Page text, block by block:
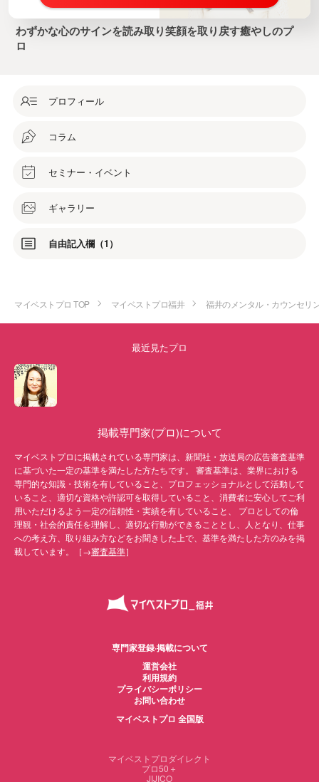
わずかな心のサインを読み取り笑顔を取り戻す癒やしのプ
ロ
プロフィール
コラム
セミナー・イベント
ギャラリー
自由記入欄（1）
マイベストプロ TOP マイベストプロ福井 福井のメンタル・カウンセリ
最近見たプロ
掲載専門家(プロ)について
マイベストプロに掲載されている専門家は、新聞社・放送局の広告審査基準
に基づいた一定の基準を満たした方たちです。 審査基準は、業界における
専門的な知識・技術を有していること、プロフェッショナルとして活動して
いること、適切な資格や許認可を取得していること、消費者に安心してご利
用いただけるよう一定の信頼性・実績を有していること、 プロとしての倫
理観・社会的責任を理解し、適切な行動ができることとし、人となり、仕事
への考え方、取り組み方などをお聞きした上で、基準を満たした方のみを掲
載しています。［→審査基準］
専門家登録·掲載について
運営会社
利用規約
プライバシーポリシー
お問い合わせ
マイベストプロ 全国版
マイベストプロダイレクト
プロ50＋
JIJICO